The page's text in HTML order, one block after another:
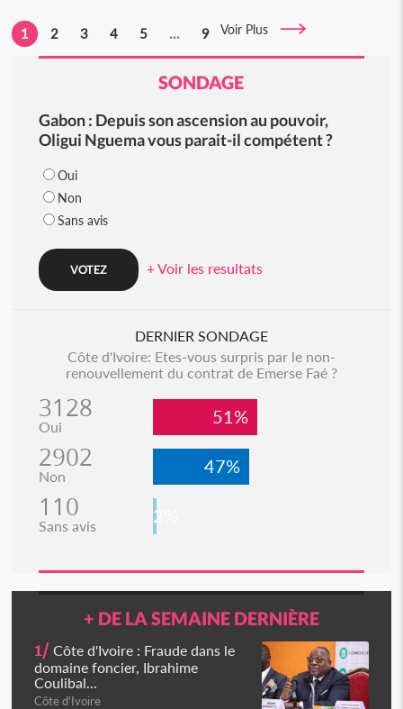
1 2 3 4 5 ... 9 Voir Plus
SONDAGE
Gabon : Depuis son ascension au pouvoir,
Oligui Nguema vous parait-il compétent ?
Oui
Non
Sans avis
+ Voir les resultats
DERNIER SONDAGE
Côte d'Ivoire: Etes-vous surpris par le non-
renouvellement du contrat de Emerse Faé ?
3128
Oui 51%
2902
Non 47%
110
Sans avis 2%
+ DE LA SEMAINE DERNIÈRE
1/ Côte d'Ivoire : Fraude dans le
domaine foncier, Ibrahime
Coulibal...
Côte d'Ivoire